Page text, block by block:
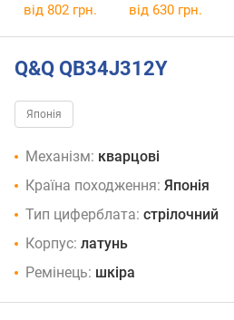
від 802 грн. від 630 грн.
Q&Q QB34J312Y
Японія
Механізм: кварцові
Країна походження: Японія
Тип циферблата: стрілочний
Корпус: латунь
Ремінець: шкіра